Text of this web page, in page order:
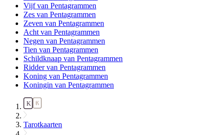
Vijf van Pentagrammen
Zes van Pentagrammen
Zeven van Pentagrammen
Acht van Pentagrammen
Negen van Pentagrammen
Tien van Pentagrammen
Schildknaap van Pentagrammen
Ridder van Pentagrammen
Koning van Pentagrammen
Koningin van Pentagrammen
Tarotkaarten